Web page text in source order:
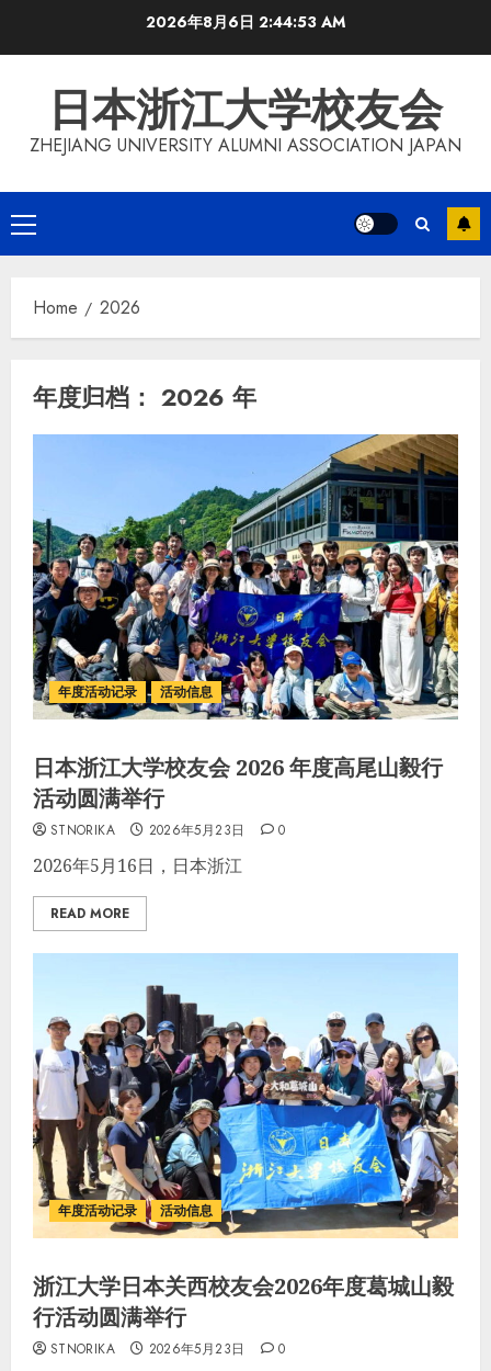
2026年8月6日 2:44:54 AM
日本浙江大学校友会
ZHEJIANG UNIVERSITY ALUMNI ASSOCIATION JAPAN
Primary
Menu
Home 2026
年度归档： 2026 年
年度活动记录 活动信息
日本浙江大学校友会 2026 年度高尾山毅行
活动圆满举行
STNORIKA 2026年5月23日 0
2026年5月16日，日本浙江
READ MORE
年度活动记录 活动信息
浙江大学日本关西校友会2026年度葛城山毅
行活动圆满举行
STNORIKA 2026年5月23日 0